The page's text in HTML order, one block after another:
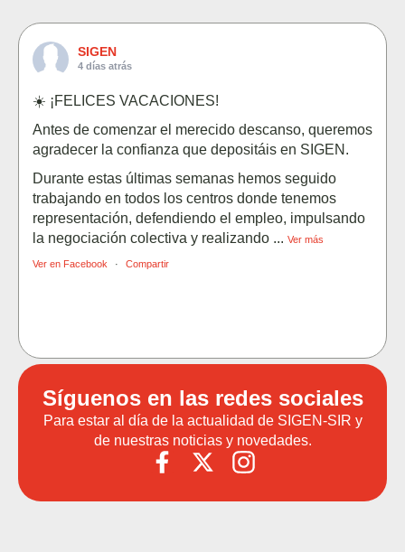
SIGEN
4 días atrás
☀️ ¡FELICES VACACIONES!
Antes de comenzar el merecido descanso, queremos
agradecer la confianza que depositáis en SIGEN.
Durante estas últimas semanas hemos seguido
trabajando en todos los centros donde tenemos
representación, defendiendo el empleo, impulsando
la negociación colectiva y realizando ... Ver más
Ver en Facebook · Compartir
Síguenos en las redes sociales
Para estar al día de la actualidad de SIGEN-SIR y
de nuestras noticias y novedades.